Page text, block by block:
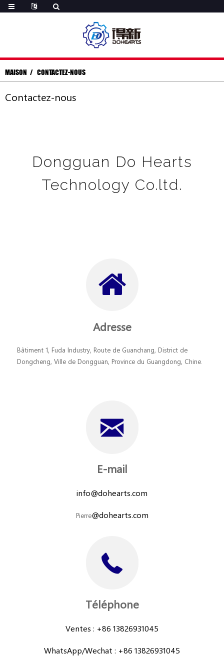
MAISON CONTACTEZ-NOUS
Contactez-nous
Dongguan Do Hearts
Technology Co.ltd.
Adresse
Bâtiment 1, Fuda Industry, Route de Guanchang, District de
Dongcheng, Ville de Dongguan, Province du Guangdong, Chine.
E-mail
info@dohearts.com
Pierre@dohearts.com
Téléphone
Ventes : +86 13826931045
WhatsApp/Wechat : +86 13826931045